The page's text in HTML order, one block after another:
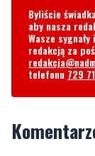
telefonu729
Oprócz